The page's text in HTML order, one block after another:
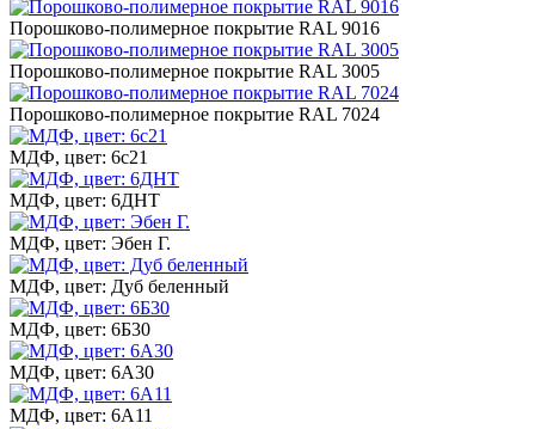
Порошково-полимерное покрытие RAL 9016
Порошково-полимерное покрытие RAL 3005
Порошково-полимерное покрытие RAL 7024
МДФ, цвет: 6с21
МДФ, цвет: 6ДНТ
МДФ, цвет: Эбен Г.
МДФ, цвет: Дуб беленный
МДФ, цвет: 6Б30
МДФ, цвет: 6А30
МДФ, цвет: 6А11